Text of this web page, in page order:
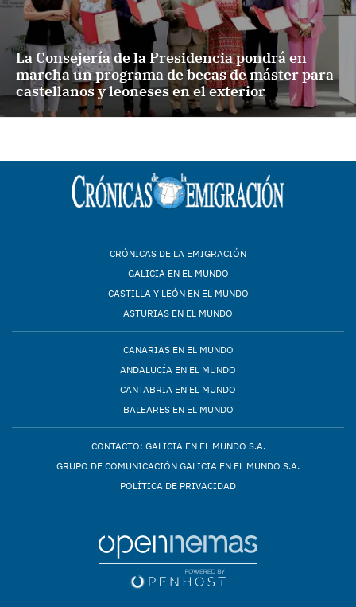
La Consejería de la Presidencia pondrá en
marcha un programa de becas de máster para
castellanos y leoneses en el exterior
CRÓNICAS DE LA EMIGRACIÓN
GALICIA EN EL MUNDO
CASTILLA Y LEÓN EN EL MUNDO
ASTURIAS EN EL MUNDO
CANARIAS EN EL MUNDO
ANDALUCÍA EN EL MUNDO
CANTABRIA EN EL MUNDO
BALEARES EN EL MUNDO
CONTACTO: GALICIA EN EL MUNDO S.A.
GRUPO DE COMUNICACIÓN GALICIA EN EL MUNDO S.A.
POLÍTICA DE PRIVACIDAD